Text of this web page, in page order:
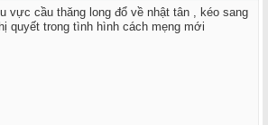
vực cầu thăng long đổ về nhật tân , kéo sang
quyết trong tình hình cách mẹng mới